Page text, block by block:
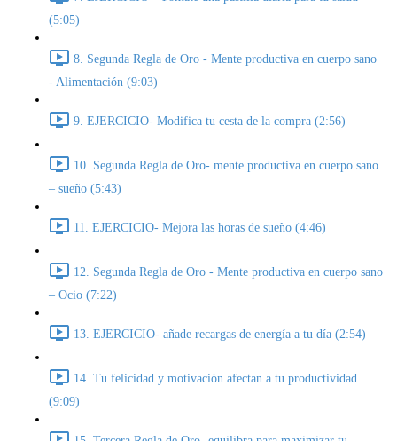
(5:05)
8. Segunda Regla de Oro - Mente productiva en cuerpo sano
- Alimentación (9:03)
9. EJERCICIO- Modifica tu cesta de la compra (2:56)
10. Segunda Regla de Oro- mente productiva en cuerpo sano
– sueño (5:43)
11. EJERCICIO- Mejora las horas de sueño (4:46)
12. Segunda Regla de Oro - Mente productiva en cuerpo sano
– Ocio (7:22)
13. EJERCICIO- añade recargas de energía a tu día (2:54)
14. Tu felicidad y motivación afectan a tu productividad
(9:09)